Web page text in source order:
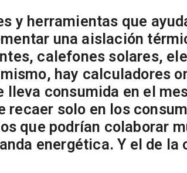
y herramientas que
una aislación
calefones solares,
hay calculadores
lleva consumida en el
recaer solo en los
que podrían colaborar
energética. Y el de